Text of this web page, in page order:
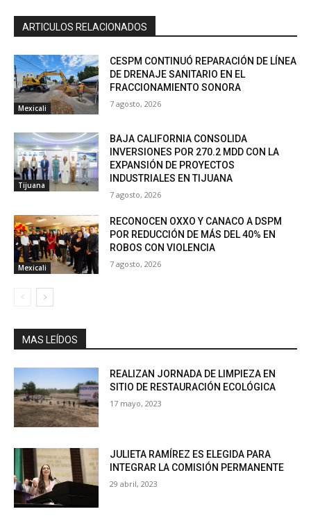
ARTICULOS RELACIONADOS
Mexicali
CESPM CONTINUÓ REPARACIÓN DE LÍNEA
DE DRENAJE SANITARIO EN EL
FRACCIONAMIENTO SONORA
7 agosto, 2026
Tijuana
BAJA CALIFORNIA CONSOLIDA
INVERSIONES POR 270.2 MDD CON LA
EXPANSIÓN DE PROYECTOS
INDUSTRIALES EN TIJUANA
7 agosto, 2026
Mexicali
RECONOCEN OXXO Y CANACO A DSPM
POR REDUCCIÓN DE MÁS DEL 40% EN
ROBOS CON VIOLENCIA
7 agosto, 2026
MAS LEÍDOS
REALIZAN JORNADA DE LIMPIEZA EN
SITIO DE RESTAURACIÓN ECOLÓGICA
17 mayo, 2023
JULIETA RAMÍREZ ES ELEGIDA PARA
INTEGRAR LA COMISIÓN PERMANENTE
29 abril, 2023